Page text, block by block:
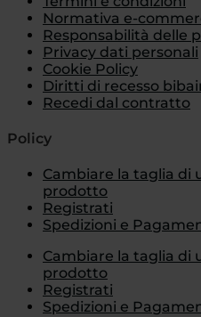
Normativa e-
Responsabilità delle
Privacy dati personali
Cookie Policy
Diritti di recesso
Recedi dal contratto
Policy
Cambiare la taglia di
prodotto
Registrati
Spedizioni e
Cambiare la taglia di
prodotto
Registrati
Spedizioni e